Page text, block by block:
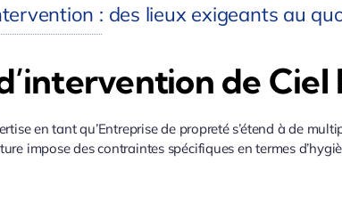
: des lieux exigeants au
de Ciel
en tant qu’Entreprise de propreté s’étend à de
impose des contraintes spécifiques en termes